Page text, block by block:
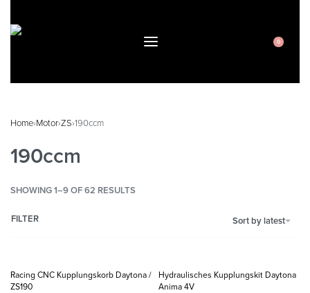
0
Home›Motor›ZS›190ccm
190ccm
SHOWING 1–9 OF 62 RESULTS
Sort by latest
FILTER
Racing CNC Kupplungskorb Daytona /
ZS190
Hydraulisches Kupplungskit Daytona
Anima 4V